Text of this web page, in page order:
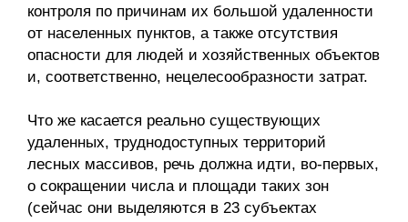
контроля по причинам их большой удаленности
от населенных пунктов, а также отсутствия
опасности для людей и хозяйственных объектов
и, соответственно, нецелесообразности затрат.
Что же касается реально существующих
удаленных, труднодоступных территорий
лесных массивов, речь должна идти, во-первых,
о сокращении числа и площади таких зон
(сейчас они выделяются в 23 субъектах